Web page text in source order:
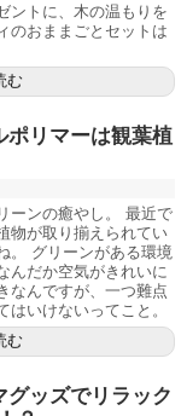
ントに、木の温もりを
のおままごとセットは
む
ポリマーは観葉植
ーンの癒やし。 最近で
物が取り揃えられてい
。 グリーンがある環境
んだか空気がきれいに
なんですが、一つ難点
いけないってこと。
む
グッズでリラック